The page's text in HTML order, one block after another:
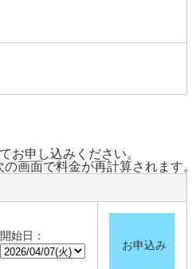
お申し込みください。
画面で料金が再計算されます。
開始日：
お申込み